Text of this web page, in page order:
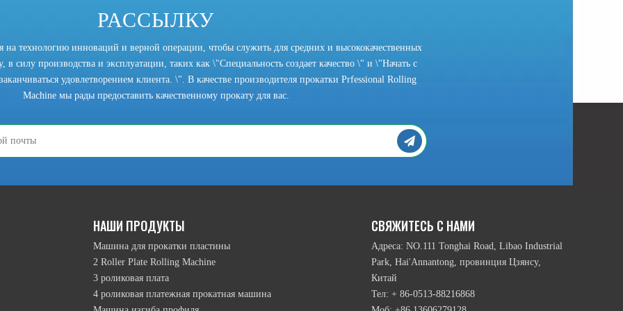
РАССЫЛКУ
на технологию инноваций и верной операции, чтобы служить для средних и высококачественных
в силу производства и эксплуатации, таких как \"Специальность создает качество \" и \"Начать с
удовлетворением клиента. \". В качестве производителя прокатки Prfessional Rolling
Machine мы рады предоставить качественному прокату для вас.
НАШИ ПРОДУКТЫ
Машина для прокатки пластины
2 Roller Plate Rolling Machine
3 роликовая плата
4 роликовая платежная прокатная машина
СВЯЖИТЕСЬ С НАМИ
Адреса: NO.111 Tonghai Road, Libao Industrial
Park, Hai'Annantong, провинция Цзянсу,
Китай
Тел: + 86-0513-88216868